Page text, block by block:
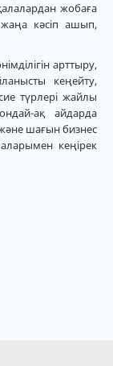
жобаға
кәсіп ашып,
арттыру,
кеңейту,
түрлері жайлы
ақ айдарда
шағын бизнес
кеңірек